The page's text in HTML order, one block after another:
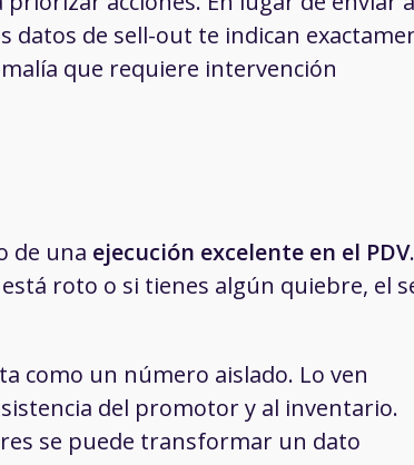
datos de sell-out te indican
que requiere intervención
de una ejecución excelente en el PDV
roto o si tienes algún quiebre, el
como un número aislado. Lo ven
del promotor y al inventario.
se puede transformar un dato